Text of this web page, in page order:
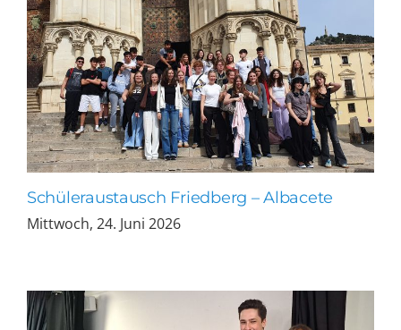
Schüleraustausch Friedberg – Albacete
Mittwoch, 24. Juni 2026